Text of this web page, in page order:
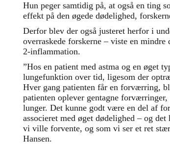
Hun peger samtidig på, at også en ting
effekt på den øgede dødelighed,
Derfor blev der også justeret herfor i
overraskede forskerne – viste en
2-inflammation.
”Hos en patient med astma og en øget
lungefunktion over tid, ligesom der
Hver gang patienten får en forværring,
patienten oplever gentagne
lunger. Det kunne godt være en del af
associeret med øget dødelighed – og
vi ville forvente, og som vi ser et ret
Hansen.